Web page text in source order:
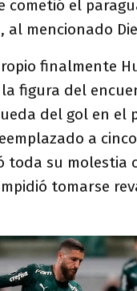
cometió el
, al mencionado
finalmente
figura del
del gol en el
a
toda su molestia
tomarse